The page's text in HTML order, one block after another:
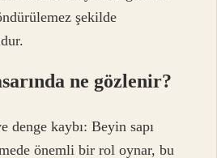
şekilde
ne gözlenir?
denge kaybı: Beyin sapı
önemli bir rol oynar, bu